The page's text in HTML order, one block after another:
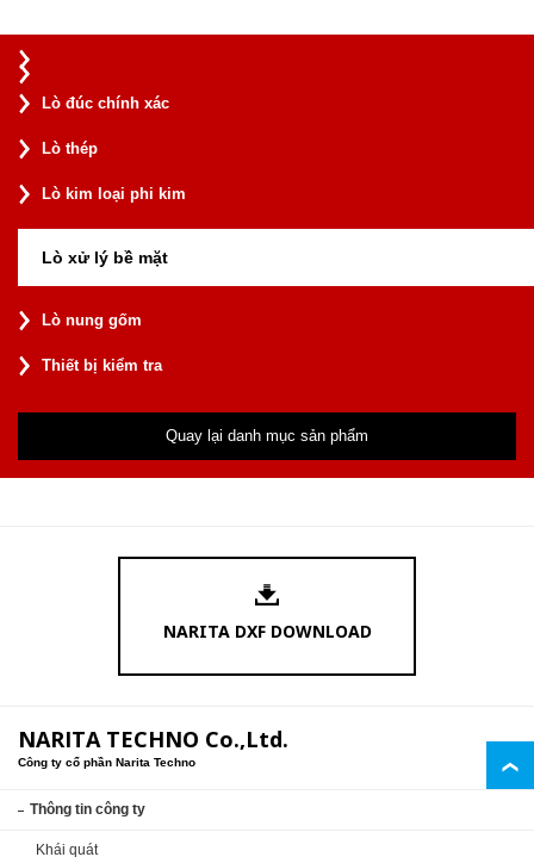
Lò đúc chính xác
Lò thép
Lò kim loại phi kim
Lò xử lý bề mặt
Lò nung gốm
Thiết bị kiểm tra
Quay lại danh mục sản phẩm
NARITA DXF DOWNLOAD
NARITA TECHNO Co.,Ltd.
Công ty cổ phần Narita Techno
Thông tin công ty
Khái quát